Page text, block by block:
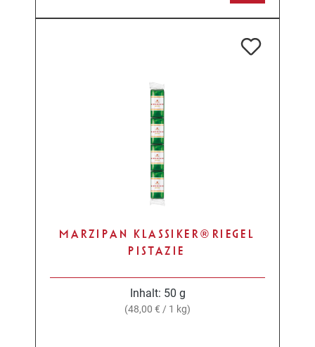
MARZIPAN KLASSIKER® RIEGEL
PISTAZIE
Inhalt: 50 g
(48,00 € / 1 kg)